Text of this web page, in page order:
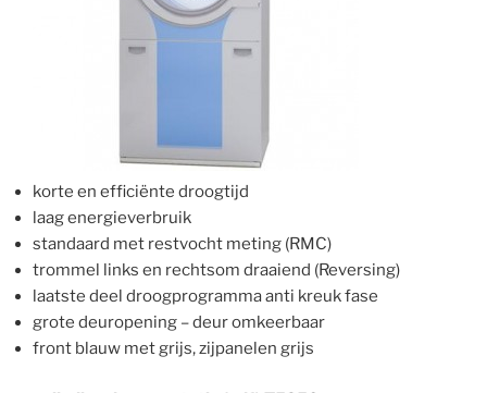
korte en efficiënte droogtijd
laag energieverbruik
standaard met restvocht meting (RMC)
trommel links en rechtsom draaiend (Reversing)
laatste deel droogprogramma anti kreuk fase
grote deuropening – deur omkeerbaar
front blauw met grijs, zijpanelen grijs